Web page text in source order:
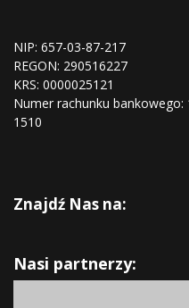
NIP: 657-03-87-217
REGON: 290516227
KRS: 0000025121
Numer rachunku
1510
Znajdź Nas na:
Nasi partnerzy: